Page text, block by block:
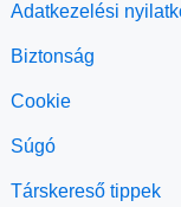
Adatkezelési
Biztonság
Cookie
Súgó
Társkereső tippek